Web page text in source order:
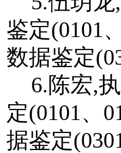
鉴定(0101
数据鉴定
6.陈宏,
定(0101、
据鉴定